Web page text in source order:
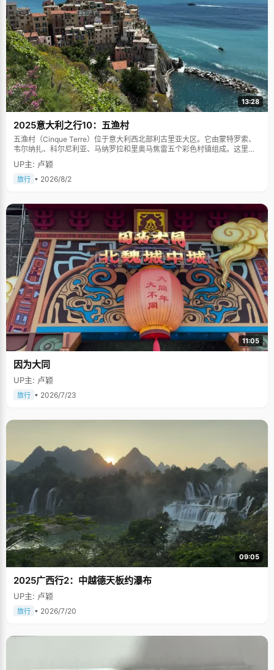
13:28
2025意大利之行10：五渔村
五渔村（Cinque Terre）位于意大利西北部利古里亚大区。它由蒙特罗索、
韦尔纳扎、科尔尼利亚、马纳罗拉和里奥马焦雷五个彩色村镇组成。这里依
山傍海，房屋色彩斑斓，1997年被列为世界文化遗产。
UP主: 卢颖
旅行 • 2026/8/2
11:05
因为大同
UP主: 卢颖
旅行 • 2026/7/23
09:05
2025广西行2：中越德天板约瀑布
UP主: 卢颖
旅行 • 2026/7/20